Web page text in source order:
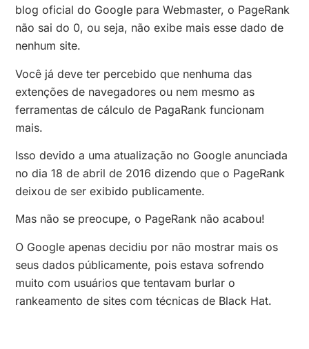
blog oficial do Google para Webmaster, o PageRank
não sai do 0, ou seja, não exibe mais esse dado de
nenhum site.
Você já deve ter percebido que nenhuma das
extenções de navegadores ou nem mesmo as
ferramentas de cálculo de PagaRank funcionam
mais.
Isso devido a uma atualização no Google anunciada
no dia 18 de abril de 2016 dizendo que o PageRank
deixou de ser exibido publicamente.
Mas não se preocupe, o PageRank não acabou!
O Google apenas decidiu por não mostrar mais os
seus dados públicamente, pois estava sofrendo
muito com usuários que tentavam burlar o
rankeamento de sites com técnicas de Black Hat.